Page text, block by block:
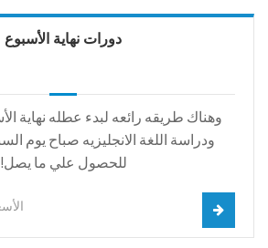
دورات نهاية الأسبوع
وهناك طريقه رائعه لبدء عطله نهاية
ودراسة اللغة الانجليزيه صباح يوم
للحصول علي ما يصل!